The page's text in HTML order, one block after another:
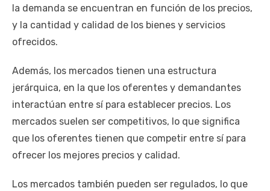
la demanda se encuentran en función de los precios,
y la cantidad y calidad de los bienes y servicios
ofrecidos.
Además, los mercados tienen una estructura
jerárquica, en la que los oferentes y demandantes
interactúan entre sí para establecer precios. Los
mercados suelen ser competitivos, lo que significa
que los oferentes tienen que competir entre sí para
ofrecer los mejores precios y calidad.
Los mercados también pueden ser regulados, lo que